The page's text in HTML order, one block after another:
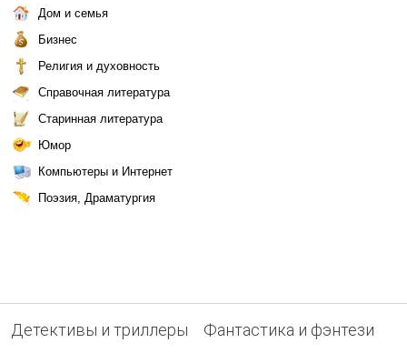
Дом и семья
Бизнес
Религия и духовность
Справочная литература
Старинная литература
Юмор
Компьютеры и Интернет
Поэзия, Драматургия
Детективы и триллеры Фантастика и фэнтези